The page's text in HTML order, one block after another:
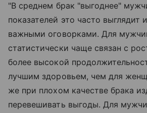
"В среднем брак "выгоднее"
показателей это часто выглядит
важными оговорками. Для
статистически чаще связан с
более высокой
лучшим здоровьем, чем для
же при плохом качестве брака
перевешивать выгоды. Для